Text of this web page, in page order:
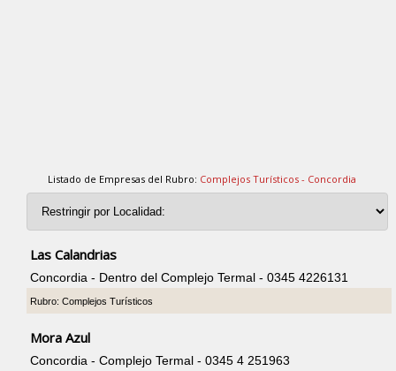
Listado de Empresas del Rubro: Complejos Turísticos - Concordia
Las Calandrias
Concordia - Dentro del Complejo Termal - 0345 4226131
Rubro: Complejos Turísticos
Mora Azul
Concordia - Complejo Termal - 0345 4 251963